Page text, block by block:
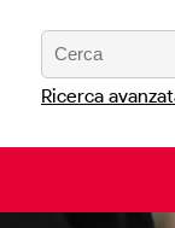
Ricerca